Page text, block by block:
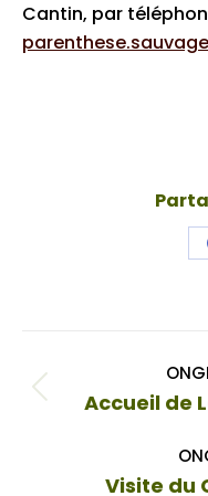
Cantin, par
de
Accueil de
Visite du